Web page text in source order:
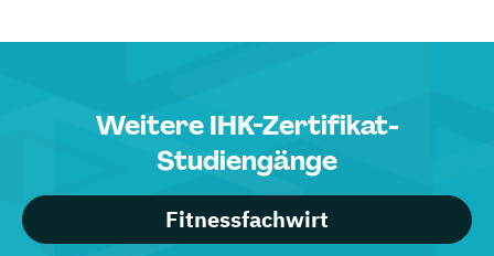
Weitere IHK-Zertifikat-
Studiengänge
Fitnessfachwirt